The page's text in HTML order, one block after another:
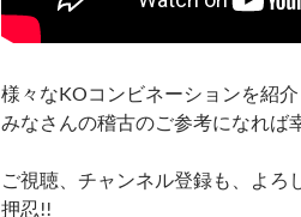
様々なKOコンビネーションを紹介
みなさんの稽古のご参考になれば
ご視聴、チャンネル登録も、よろ
押忍!!